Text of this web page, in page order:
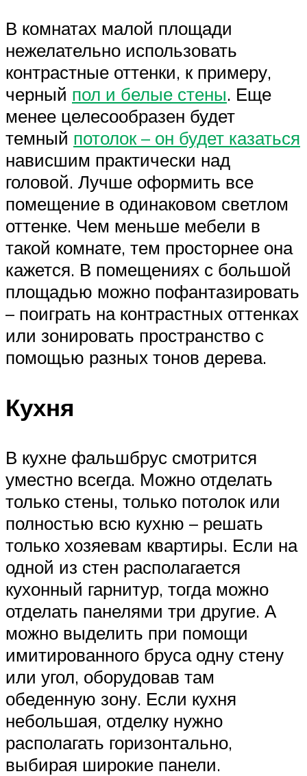
В комнатах малой площади
нежелательно использовать
контрастные оттенки, к примеру,
черный пол и белые стены. Еще
менее целесообразен будет
темный потолок – он будет казаться
нависшим практически над
головой. Лучше оформить все
помещение в одинаковом светлом
оттенке. Чем меньше мебели в
такой комнате, тем просторнее она
кажется. В помещениях с большой
площадью можно пофантазировать
– поиграть на контрастных оттенках
или зонировать пространство с
помощью разных тонов дерева.
Кухня
В кухне фальшбрус смотрится
уместно всегда. Можно отделать
только стены, только потолок или
полностью всю кухню – решать
только хозяевам квартиры. Если на
одной из стен располагается
кухонный гарнитур, тогда можно
отделать панелями три другие. А
можно выделить при помощи
имитированного бруса одну стену
или угол, оборудовав там
обеденную зону. Если кухня
небольшая, отделку нужно
располагать горизонтально,
выбирая широкие панели.